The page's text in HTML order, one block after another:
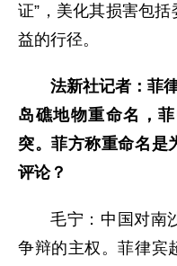
证”，美化其损害包
益的行径。
法新社记者：菲
岛礁地物重命名，
突。菲方称重命名是
评论？
毛宁：中国对南
争辩的主权。菲律宾